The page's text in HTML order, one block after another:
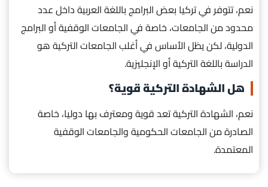
نعم، تتوفر في تركيا بعض البرامج باللغة العربية داخل عدد
محدود من الجامعات، خاصة في الجامعات الوقفية أو البرامج
الدولية، لكن يظل الأساس في أغلب الجامعات التركية هو
الدراسة باللغة التركية أو الإنجليزية.
هل الشهادة التركية قوية؟
نعم، الشهادة التركية تعد قوية ومعترف بها دوليا، خاصة
الصادرة من الجامعات الحكومية والجامعات الوقفية
المعتمدة.